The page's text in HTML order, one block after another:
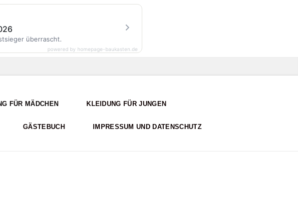
FÜR MÄDCHEN KLEIDUNG FÜR JUNGEN
GÄSTEBUCH IMPRESSUM UND DATENSCHUTZ
überrascht.
powered by homepage-baukasten.de